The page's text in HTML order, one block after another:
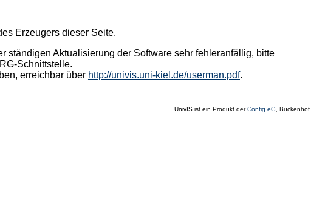
Erzeugers dieser Seite.
ständigen Aktualisierung der Software sehr fehleranfällig, bitte
Schnittstelle.
erreichbar über http://univis.uni-kiel.de/userman.pdf.
UnivIS ist ein Produkt derConfig eG , Buckenhof